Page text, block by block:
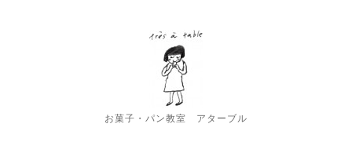
お菓子・パン教室 アターブル